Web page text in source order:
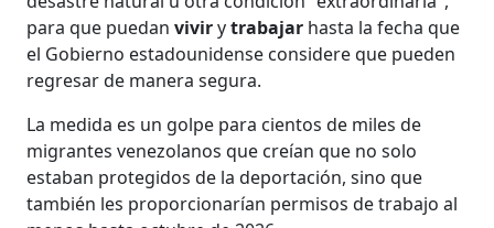
para que puedanvivirytrabajar hasta la fecha que
el Gobierno estadounidense considere que pueden
regresar de manera segura.
La medida es un golpe para cientos de miles de
migrantes venezolanos que creían que no solo
estaban protegidos de la deportación, sino que
también les proporcionarían permisos de trabajo al